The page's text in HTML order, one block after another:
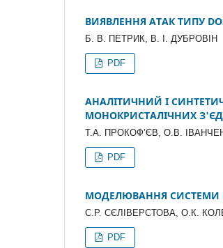
ВИЯВЛЕННЯ АТАК ТИПУ
Б. В. ПЕТРИК, В. І. ДУБРОВІН
PDF
АНАЛІТИЧНИЙ І
МОНОКРИСТАЛІЧНИХ
Т.А. ПРОКОФ’ЄВ, О.В.
PDF
МОДЕЛЮВАННЯ СИСТЕМИ
С.Р. СЄЛІВЕРСТОВА, О.К.
PDF